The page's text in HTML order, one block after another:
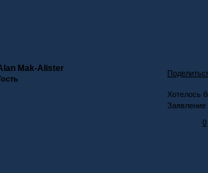
Mak-Alister
Хотелось
Заявление
0